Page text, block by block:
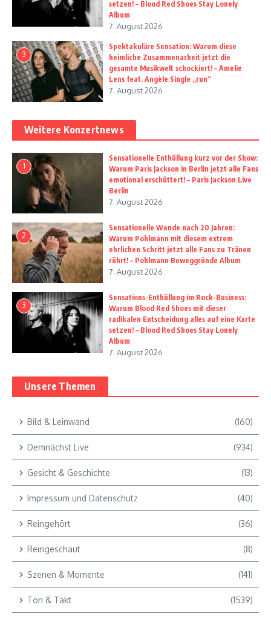
setzen! – Blood Red Shoes Stay Lonely
Album
7. August 2026
3
Spektakuläre Sensation: Warum diese
heimliche Zusammenarbeit jetzt die
gesamte Musikwelt schockiert! – Amelie
Lens feat. Angèle Single „run“
7. August 2026
Weitere Konzertnews
1
Sensationelle Enthüllung kurz vor der Show:
Warum Paris Jackson in Berlin jetzt alle Fans
emotional erschüttert! – Paris Jackson Live
Berlin
7. August 2026
2
Sensationelle Wende nach 20 Jahren:
Warum Pohlmann mit diesem extrem
ehrlichen Schritt jetzt alle Fans zu Tränen
rührt! – Pohlmann Beweggründe Album
7. August 2026
3
Sensations-Enthüllung im Rock-Business:
Warum Blood Red Shoes mit dieser
radikalen Entscheidung alles auf eine Karte
setzen! – Blood Red Shoes Stay Lonely
Album
7. August 2026
Unsere Themen
Bild & Leinwand (160)
Demnächst Live (934)
Gesicht & Geschichte (13)
Impressum und Datenschutz (40)
Reingehört (36)
Reingeschaut (8)
Szenen & Momente (141)
Ton & Takt (1539)